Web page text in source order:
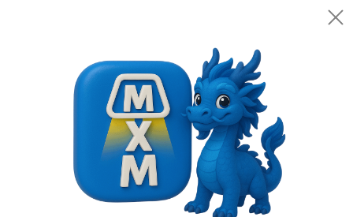
Открыть
Категории
Цифровая электроника
Компьютеры и комплектующие
Серверы